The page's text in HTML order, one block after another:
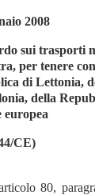
2008
sui
per tenere
di Lettonia,
della
europea
CE)
80,